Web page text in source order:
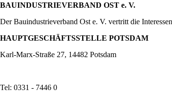
BAUINDUSTRIEVERBAND OST e. V.
Der Bauindustrieverband Ost e. V. vertritt die
HAUPTGESCHÄFTSSTELLE POTSDAM
Karl-Marx-Straße 27, 14482 Potsdam
Tel: 0331 - 7446 0